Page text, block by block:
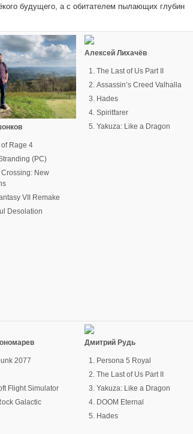
будущего, а с обитателем пылающих глубин
Rage 4
(PC)
New
VII Remake
Desolation
Алексей Лихачёв
The Last of Us Part II
Assassin’s Creed Valhalla
Hades
Spiritfarer
Yakuza: Like a Dragon
2077
Flight Simulator
Galactic
Дмитрий Рудь
Persona 5 Royal
The Last of Us Part II
Yakuza: Like a Dragon
DOOM Eternal
Hades